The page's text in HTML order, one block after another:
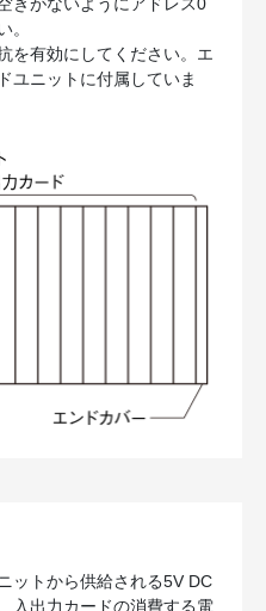
。
を有効にしてください。エ
ユニットに付属していま
ットから供給される5V DC
入出力カードの消費する電